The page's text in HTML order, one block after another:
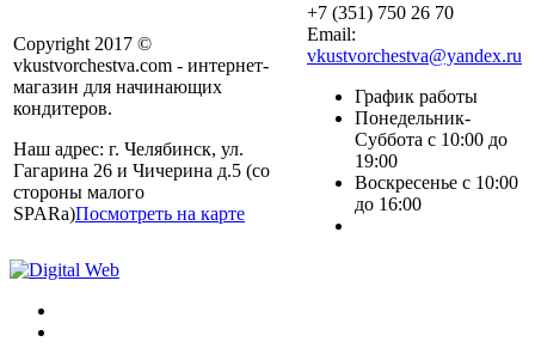
Copyright 2017 ©
vkustvorchestva.com - интернет-
магазин для начинающих
кондитеров.
Наш адрес: г. Челябинск, ул.
Гагарина 26 и Чичерина д.5 (со
стороны малого
SPARa)Посмотреть на карте
+7 (351) 750 26 70
Email:
vkustvorchestva@yandex.ru
График работы
Понедельник-
Суббота с 10:00 до
19:00
Воскресенье с 10:00
до 16:00